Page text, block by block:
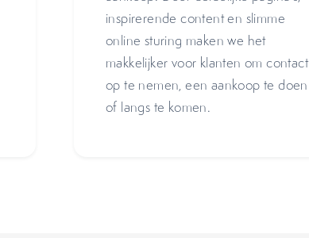
inspirerende content en slimme
online sturing maken we het
makkelijker voor klanten om contact
op te nemen, een aankoop te doen
of langs te komen.